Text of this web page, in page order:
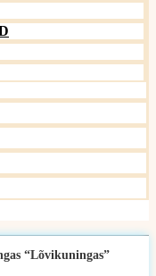
“Lõvikuningas”